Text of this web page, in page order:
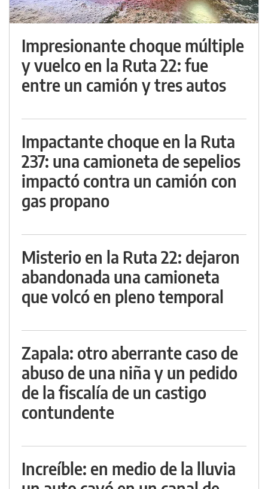
Impresionante choque múltiple
y vuelco en la Ruta 22: fue
entre un camión y tres autos
Impactante choque en la Ruta
237: una camioneta de sepelios
impactó contra un camión con
gas propano
Misterio en la Ruta 22: dejaron
abandonada una camioneta
que volcó en pleno temporal
Zapala: otro aberrante caso de
abuso de una niña y un pedido
de la fiscalía de un castigo
contundente
Increíble: en medio de la lluvia